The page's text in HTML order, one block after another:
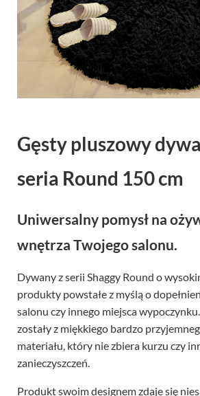
Gęsty pluszowy
seria Round 150 cm
Uniwersalny pomysł na
wnętrza Twojego salonu.
Dywany z serii Shaggy Round o
produkty powstałe z myślą o
salonu czy innego miejsca
zostały z miękkiego bardzo
materiału, który nie zbiera kurzu czy
zanieczyszczeń.
Produkt swoim designem zdaje się